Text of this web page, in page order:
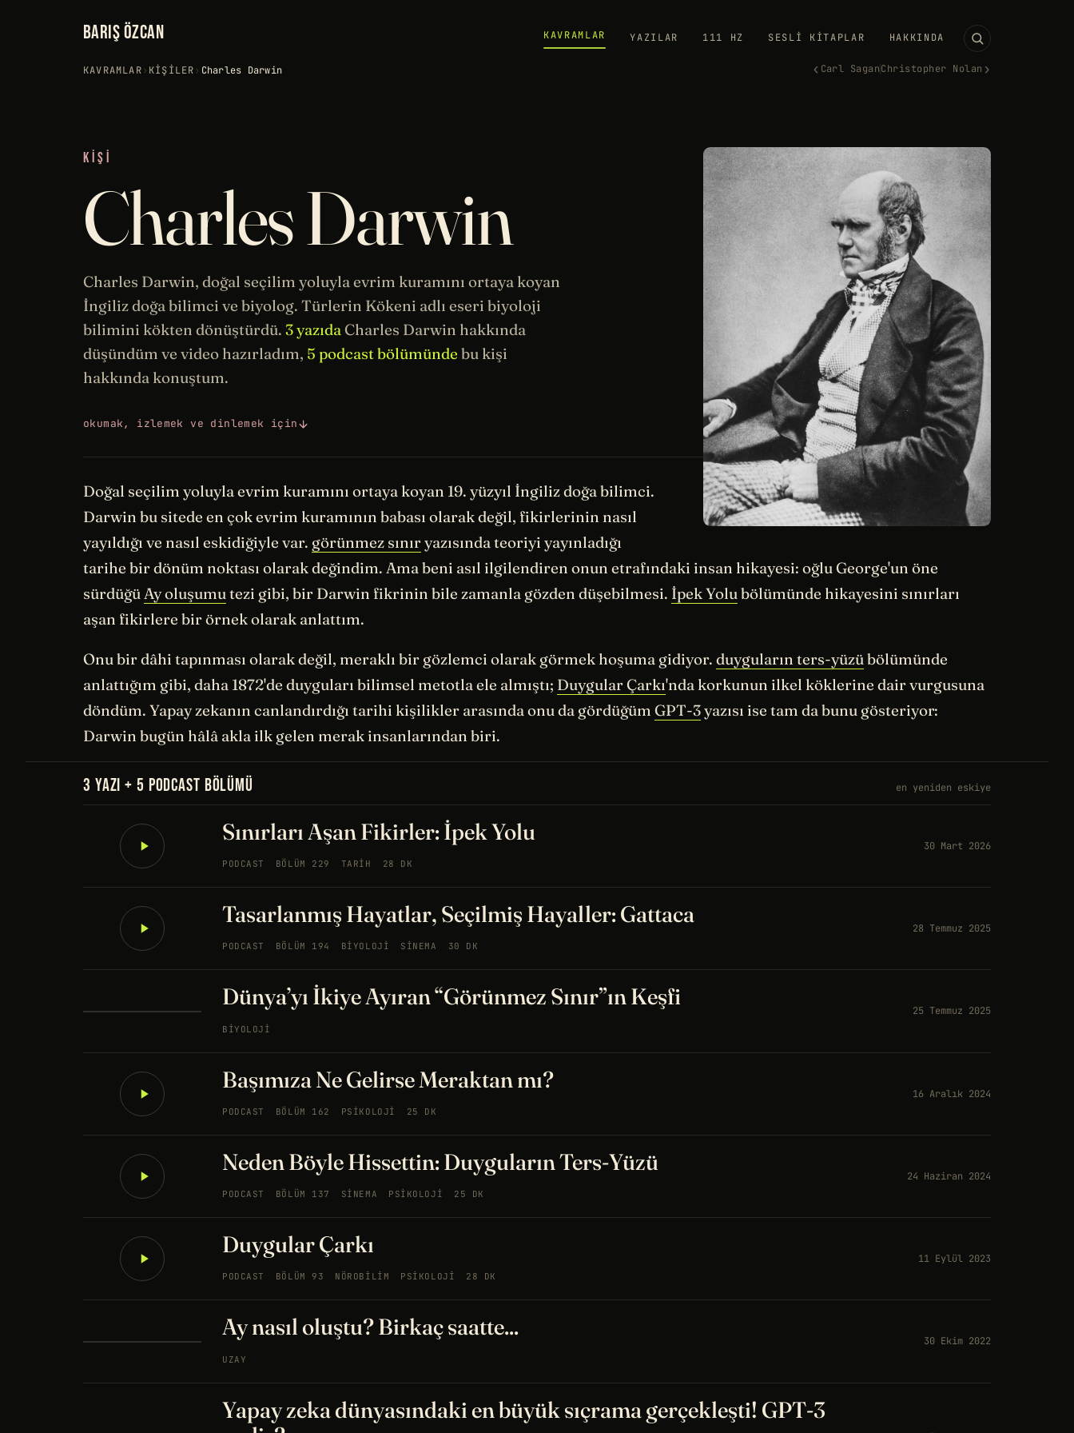
BARIŞ ÖZCAN KAVRAMLAR YAZILAR 111 HZ SESLI KITAPLAR HAKKINDA
KAVRAMLAR› KIŞILER› Charles Darwin ‹ Carl SaganChristopher Nolan ›
KIŞI
Charles Darwin
Charles Darwin, doğal seçilim yoluylaevrim kuramını ortaya koyan
İngiliz doğa bilimci ve biyolog. Türlerin Kökeni adlı eseri biyoloji
bilimini kökten dönüştürdü. 3 yazıda Charles Darwin hakkında
düşündüm ve video hazırladım, 5 podcast bölümünde bu kişi
hakkında konuştum.
okumak, izlemek ve dinlemek için
Doğal seçilim yoluyla evrim kuramını ortaya koyan 19. yüzyıl İngiliz doğa bilimci.
Darwin bu sitede en çok evrim kuramının babası olarak değil, fikirlerinin nasıl
yayıldığı ve nasıl eskidiğiyle var. görünmez sınıryazısında teoriyi yayınladığı
tarihe bir dönüm noktası olarak değindim. Ama beni asıl ilgilendiren onun etrafındaki insan hikayesi: oğlu George'un öne
sürdüğüAy oluşumutezi gibi, bir Darwin fikrinin bile zamanla gözden düşebilmesi. İpek Yolubölümünde hikayesini sınırları
aşan fikirlere bir örnek olarak anlattım.
Onu bir dâhi tapınması olarak değil, meraklı bir gözlemci olarak görmek hoşuma gidiyor. duyguların ters-yüzübölümünde
anlattığım gibi, daha 1872'de duyguları bilimsel metotla ele almıştı; Duygular Çarkı'nda korkunun ilkel köklerine dair vurgusuna
döndüm. Yapay zekanın canlandırdığı tarihi kişilikler arasında onu da gördüğüm GPT-3yazısı ise tam da bunu gösteriyor:
Darwin bugün hâlâ akla ilk gelen merak insanlarından biri.
3 YAZI + 5 PODCAST BÖLÜMÜ en yeniden eskiye
Sınırları Aşan Fikirler: İpek Yolu
PODCAST BÖLÜM 229 TARIH 28 DK
30 Mart 2026
Tasarlanmış Hayatlar, Seçilmiş Hayaller: Gattaca
PODCAST BÖLÜM 194 BIYOLOJI SINEMA 30 DK
28 Temmuz 2025
Dünya’yı İkiye Ayıran “Görünmez Sınır”ın Keşfi
BIYOLOJI
25 Temmuz 2025
Başımıza Ne Gelirse Meraktan mı?
PODCAST BÖLÜM 162 PSIKOLOJI 25 DK
16 Aralık 2024
Neden Böyle Hissettin: Duyguların Ters-Yüzü
PODCAST BÖLÜM 137 SINEMA PSIKOLOJI 25 DK
24 Haziran 2024
Duygular Çarkı
PODCAST BÖLÜM 93 NÖROBILIM PSIKOLOJI 28 DK
11 Eylül 2023
Ay nasıl oluştu? Birkaç saatte...
UZAY
30 Ekim 2022
Yapay zeka dünyasındaki en büyük sıçrama gerçekleşti! GPT-3